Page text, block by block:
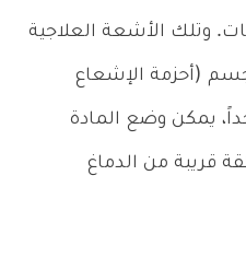
وتلك الأشعة العلاجية
(أحزمة الإشعاع
يمكن وضع المادة
قريبة من الدماغ